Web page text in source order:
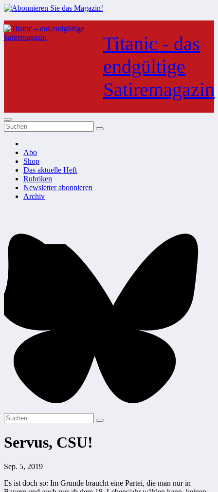
Zum
Inhalt
springen
Titanic - das
endgültige
Satiremagazin
Abo
Shop
Das aktuelle Heft
Rubriken
Newsletter abonnieren
Archiv
Servus, CSU!
Sep. 5, 2019
Es ist doch so: Im Grunde braucht eine Partei, die man nur in